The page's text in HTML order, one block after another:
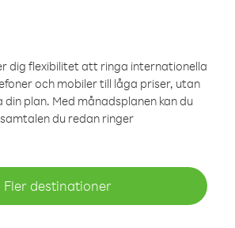
dig flexibilitet att ringa internationella
och mobiler till låga priser, utan
plan. Med månadsplanen kan du
du redan ringer
Fler destinationer